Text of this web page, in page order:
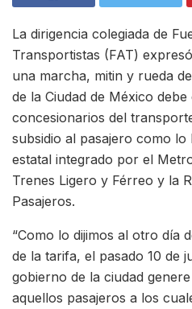
La dirigencia colegiada de
Transportistas (FAT)
una marcha, mitin y rueda
de la Ciudad de México
concesionarios del
subsidio al pasajero como lo
estatal integrado por el
Trenes Ligero y Férreo y la
Pasajeros.
“Como lo dijimos al otro día
de la tarifa, el pasado 10 de
gobierno de la ciudad
aquellos pasajeros a los